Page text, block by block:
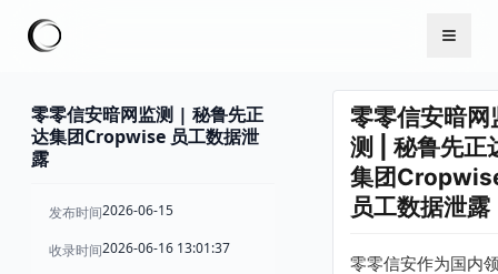
零零信安暗网监测 | 秘鲁先正
达集团Cropwise 员工数据泄
露
发布时间2026-06-15
收录时间2026-06-16 13:01:37
零零信安暗网
测 | 秘鲁先正
集团
员工数据泄露
零零信安作为国内